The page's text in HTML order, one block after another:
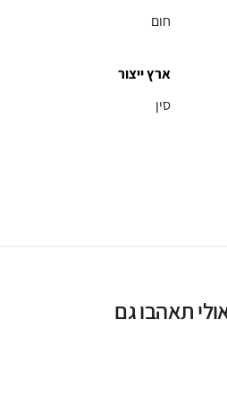
חום
ארץ ייצור
סין
תאהבו גם